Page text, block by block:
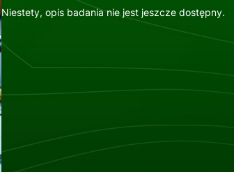
Niestety, opis badania nie jest jeszcze dostępny.